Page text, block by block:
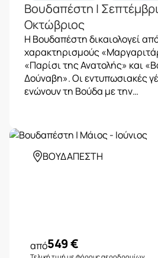
Βουδαπέστη |
Οκτώβριος
Η Βουδαπέστη δικαιολογεί
χαρακτηρισμούς
«Παρίσι της Ανατολής» και
Δούναβη». Οι εντυπωσιακές
ενώνουν τη Βούδα με την…
ΒΟΥΔΑΠΕΣΤΗ
από549€